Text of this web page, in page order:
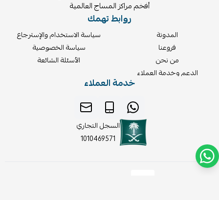
أفخم مراكز المساج العالمية
روابط تهمك
المدونة
فروعنا
من نحن
الدعم وخدمة العملاء
سياسة الاستخدام والإسترجاع
سياسة الخصوصية
الأسئلة الشائعة
خدمة العملاء
السجل التجاري
1010469571